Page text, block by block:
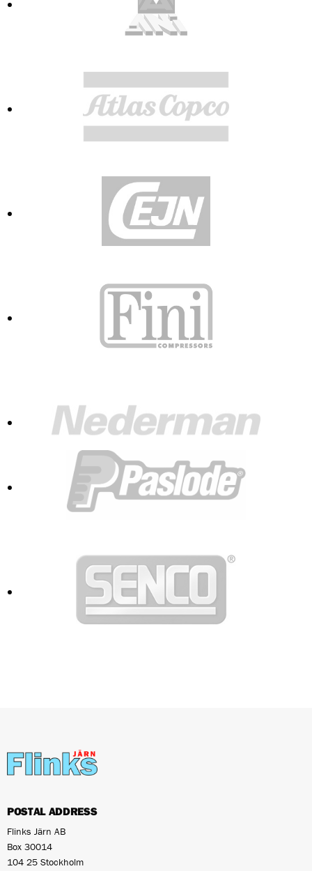
POSTAL ADDRESS
Flinks Järn AB
Box 30014
104 25 Stockholm